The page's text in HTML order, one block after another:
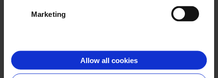
Marketing
Allow all cookies